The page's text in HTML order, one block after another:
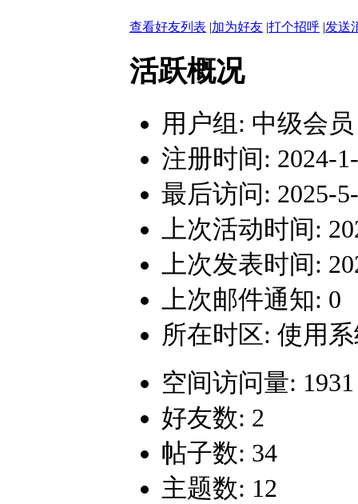
查看好友列表 |加为好友 |打个招呼 |发送
活跃概况
用户组: 中级会员
注册时间: 2024-
最后访问: 2025-
上次活动时间:
上次发表时间:
上次邮件通知: 0
所在时区: 使用
空间访问量: 1931
好友数: 2
帖子数: 34
主题数: 12